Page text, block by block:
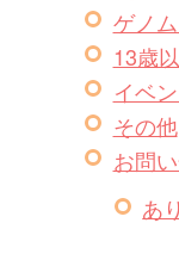
ゲノ
13歳
イベ
その他
お問
あ